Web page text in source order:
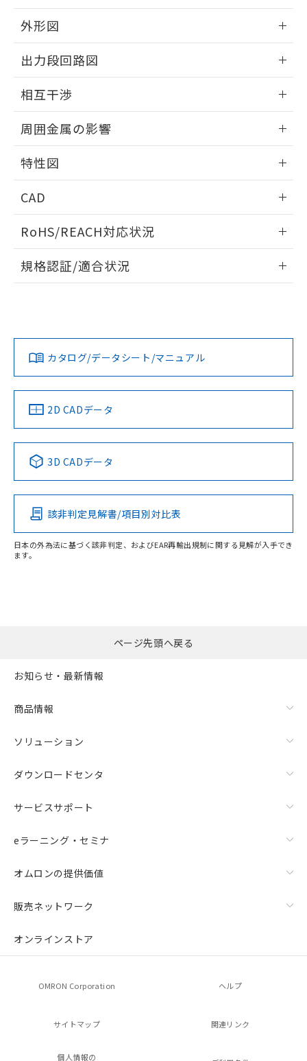
外形図
外形図
出力段回路図
出力段回路図
相互干渉
相互干渉
A: 100mm以上、B: 50mm以上
周囲金属の影響
周囲金属の影響
上、n: 45mm以上
特性図
検出物体の大きさと材質による影響
CAD
ドすることができます。
ログイン/会員登録
ダウンロードデータをご利用いただく前に、以下を必ずお読
みください。
ソフトウェアの使用条件
RoHS/REACH対応状況
E2V-X10B2 2MのRoHS対応状況については、営業部門もしく
この製品のRoHS/REACH対応状況ページへ
規格認証/適合状況
LR型式承認
（イギリス
船舶規格）
DNV型式承認
（ノルウェー
BV型式承認
（フランス
KR型式
（韓国
No No No No
この製品の規格認証/適合状況ページへ
その他の認証はこちらのページからご検索ください
カタログ/データシート/マニュアル
2D CADデータ
3D CADデータ
該非判定見解書/項目別対比表
日本の外為法に基づく該非判定、およびEAR再輸出規制に関する見解が入手でき
ます。
の共同利用に関して"
の「1.共同利
用者の範囲」に記載されている法人を
指します。
EU RoHS指令（10物質）の非含有証明書
51物質の非含有証明書（当社基準）
※本証明書は発行日時点で非含有を証明す
るもので、過去に遡って非含有を証明する
また、RoHS指令のフタル酸エステル類４
物質の対応では、対応完了までの期間は出
荷製品に未対応品が混在することから備考
既に当社にて対応品への在庫切替を完了
していることから、特段のことがない限
り、2022年1月12日より割愛しておりま
ページ先頭へ戻る
お知らせ・最新情報
商品情報
ソリューション
ダウンロードセンタ
サービスサポート
eラーニング・セミナ
オムロンの提供価値
販売ネットワーク
オンラインストア
OMRON Corporation ヘルプ
サイトマップ 関連リンク
個人情報の